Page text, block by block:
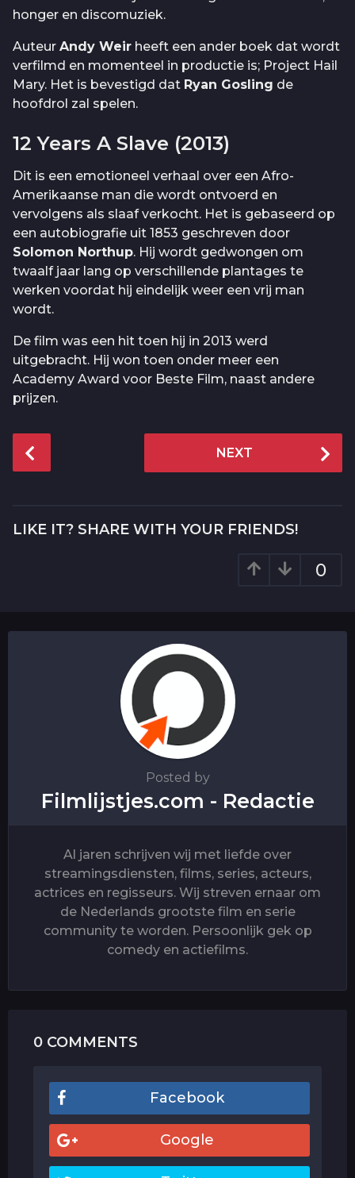
honger en discomuziek.
Auteur Andy Weir heeft een ander boek dat wordt
verfilmd en momenteel in productie is; Project Hail
Mary. Het is bevestigd dat Ryan Gosling de
hoofdrol zal spelen.
12 Years A Slave (2013)
Dit is een emotioneel verhaal over een Afro-
Amerikaanse man die wordt ontvoerd en
vervolgens als slaaf verkocht. Het is gebaseerd op
een autobiografie uit 1853 geschreven door
Solomon Northup. Hij wordt gedwongen om
twaalf jaar lang op verschillende plantages te
werken voordat hij eindelijk weer een vrij man
wordt.
De film was een hit toen hij in 2013 werd
uitgebracht. Hij won toen onder meer een
Academy Award voor Beste Film, naast andere
prijzen.
o
P
a
NEXT
LIKE IT? SHARE WITH YOUR FRIENDS!
0
Posted by
Filmlijstjes.com - Redactie
Al jaren schrijven wij met liefde over
streamingsdiensten, films, series, acteurs,
actrices en regisseurs. Wij streven ernaar om
de Nederlands grootste film en serie
community te worden. Persoonlijk gek op
comedy en actiefilms.
0 COMMENTS
Facebook
Google